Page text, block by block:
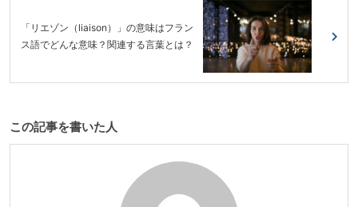
「リエゾン（liaison）」の意味はフラン
ス語でどんな意味？関連する言葉とは？
この記事を書いた人